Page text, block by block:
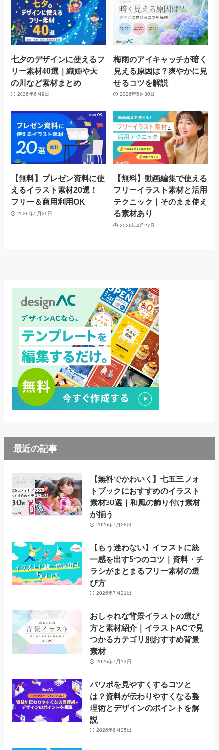
七夕のデザインに使えるフ
リー素材40選｜織姫や天
の川など素材まとめ
2026年6月9日
梅雨のアイキャッチが暗く
見える原因は？爽やかに見
せるコツを解説
2026年5月30日
【無料】プレゼン資料に使
えるイラスト素材20選！
フリー＆商用利用OK
2026年5月21日
【無料】動画編集で使える
フリーイラスト素材と活用
テクニック｜そのまま使え
る素材あり
2026年4月27日
最近の記事
【無料でかわいく】七五三フォ
トブックにおすすめのイラスト
素材30選｜和風の飾り付け素材
が揃う
2026年7月28日
【もう迷わない】イラストに統
一感を出す5つのコツ｜資料・チ
ラシがまとまるフリー素材の選
び方
2026年7月21日
おしゃれな背景イラストの選び
方と素材紹介｜イラストACで見
つかるカテゴリ別おすすめ背景
素材
2026年7月13日
パワポを見やすくするコツと
は？資料が伝わりやすくなる整
理術とデザインのポイントを解
説
2026年6月25日